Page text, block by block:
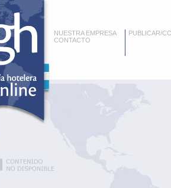
NUESTRA EMPRESA
CONTACTO
PUBLICAR/